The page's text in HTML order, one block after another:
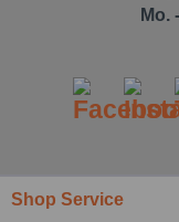
Felder mit *
Mo.
Shop Service